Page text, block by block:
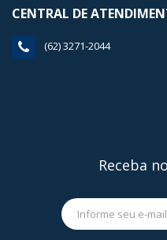
CENTRAL DE
(62) 3271-2044
Receba